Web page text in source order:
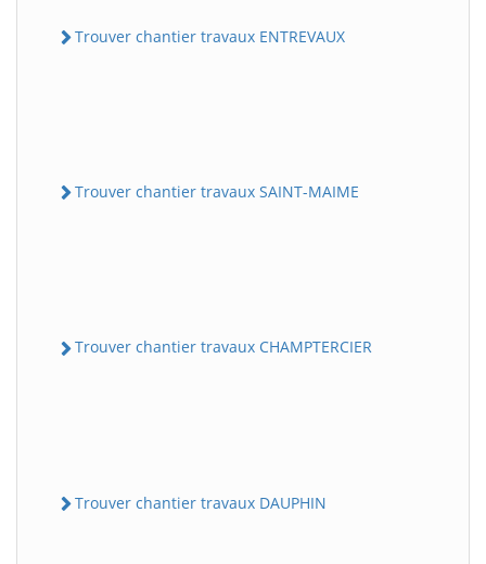
Trouver chantier travaux ENTREVAUX
Trouver chantier travaux SAINT-MAIME
Trouver chantier travaux CHAMPTERCIER
Trouver chantier travaux DAUPHIN